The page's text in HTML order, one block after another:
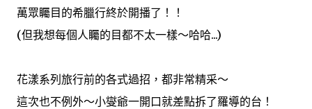
萬眾矚目的希臘行終於開播了！！
(但我想每個人矚的目都不太一樣～哈哈...)
花漾系列旅行前的各式過招，都非常精采～
這次也不例外～小燮爺一開口就差點拆了羅導的台！